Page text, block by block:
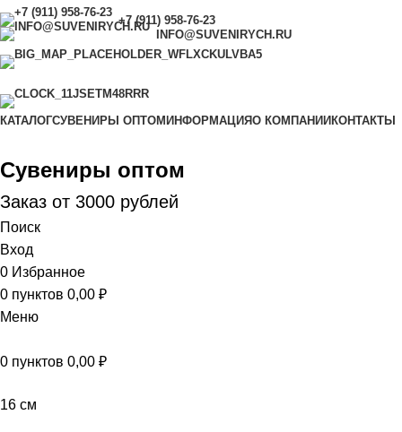
+7 (911) 958-76-23
INFO@SUVENIRYCH.RU
КАТАЛОГСУВЕНИРЫ ОПТОМ ИНФОРМАЦИЯО КОМПАНИИ КОНТАКТЫ
Сувениры оптом
Заказ от 3000 рублей
Поиск
Вход
0 Избранное
0 пунктов 0,00 ₽
Меню
0 пунктов 0,00 ₽
16 см